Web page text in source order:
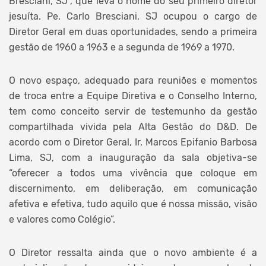
jesuíta. Pe. Carlo Bresciani, SJ ocupou o cargo de
Diretor Geral em duas oportunidades, sendo a primeira
gestão de 1960 a 1963 e a segunda de 1969 a 1970.
O novo espaço, adequado para reuniões e momentos
de troca entre a Equipe Diretiva e o Conselho Interno,
tem como conceito servir de testemunho da gestão
compartilhada vivida pela Alta Gestão do D&D. De
acordo com o Diretor Geral, Ir. Marcos Epifanio Barbosa
Lima, SJ, com a inauguração da sala objetiva-se
“oferecer a todos uma vivência que coloque em
discernimento, em deliberação, em comunicação
afetiva e efetiva, tudo aquilo que é nossa missão, visão
e valores como Colégio”.
O Diretor ressalta ainda que o novo ambiente é a